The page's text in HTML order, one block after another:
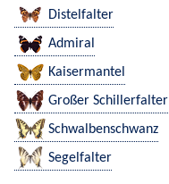
Distelfalter
Admiral
Kaisermantel
Großer Schillerfalter
Schwalbenschwanz
Segelfalter